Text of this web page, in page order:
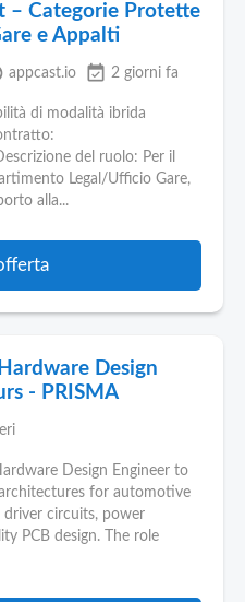
– Categorie Protette
e Appalti
appcast.io event_available 2 giorni fa
di modalità ibrida
del ruolo: Per il
Legal/Ufficio Gare,
alla...
Design
- PRISMA
Design Engineer to
for automotive
driver circuits, power
PCB design. The role